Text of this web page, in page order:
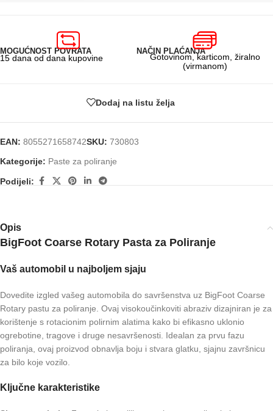
MOGUĆNOST POVRATA
15 dana od dana kupovine
NAČIN PLAĆANJA
Gotovinom, karticom, žiralno
(virmanom)
Dodaj na listu želja
EAN: 8055271658742SKU: 730803
Kategorije: Paste za poliranje
Podijeli:
Opis
BigFoot Coarse Rotary Pasta za Poliranje
Vaš automobil u najboljem sjaju
Dovedite izgled vašeg automobila do savršenstva uz BigFoot Coarse
Rotary pastu za poliranje. Ovaj visokoučinkoviti abraziv dizajniran je za
korištenje s rotacionim polirnim alatima kako bi efikasno uklonio
ogrebotine, tragove i druge nesavršenosti. Idealan za prvu fazu
poliranja, ovaj proizvod obnavlja boju i stvara glatku, sjajnu završnicu
za bilo koje vozilo.
Ključne karakteristike